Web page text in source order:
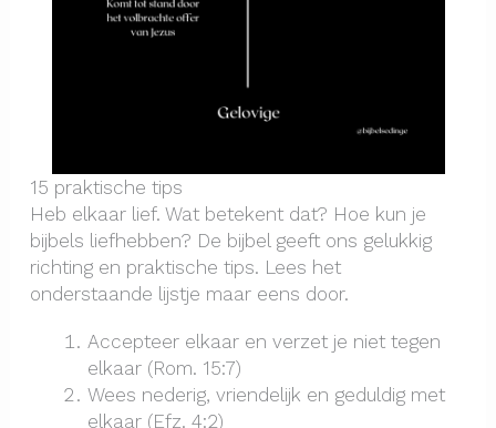
15 praktische tips
Heb elkaar lief. Wat betekent dat? Hoe kun je
bijbels liefhebben? De bijbel geeft ons gelukkig
richting en praktische tips. Lees het
onderstaande lijstje maar eens door.
Accepteer elkaar en verzet je niet tegen
elkaar (Rom. 15:7)
Wees nederig, vriendelijk en geduldig met
elkaar (Efz. 4:2)